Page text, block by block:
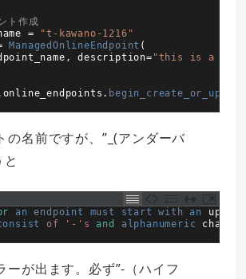
ト作成
=
"t-kawano-1216"
ManagedOnlineEndpoint (
, description= "this is a
online_endpoints . begin_create_or_update
の名前ですが、”_(アンダーバ
an endpoint must start with an upper
of '-' s and alphanumeric
ーが出ます。必ず”-（ハイフ